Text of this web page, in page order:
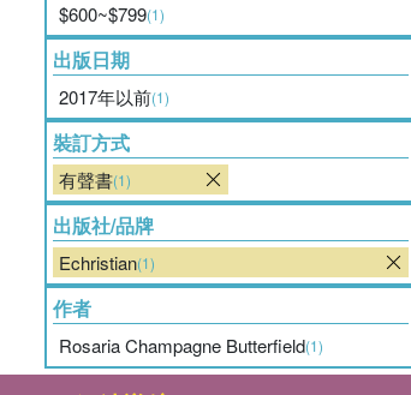
$600~$799(1)
出版日期
2017年以前(1)
裝訂方式
有聲書(1)
出版社/品牌
Echristian(1)
作者
Rosaria Champagne Butterfield(1)